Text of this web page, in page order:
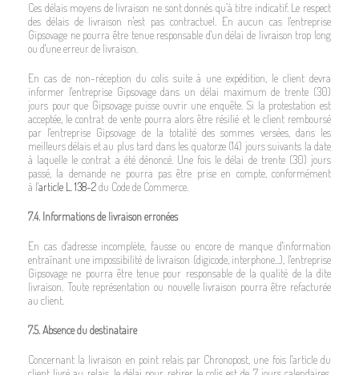
Ces délais moyens de livraison ne sont donnés qu’à titre indicatif. Le respect
des délais de livraison n'est pas contractuel. En aucun cas l'entreprise
Gipsovage ne pourra être tenue responsable d'un délai de livraison trop long
ou d'une erreur de livraison.
En cas de non-réception du colis suite à une expédition, le client devra
informer l'entreprise Gipsovage dans un délai maximum de trente (30)
jours pour que Gipsovage puisse ouvrir une enquête. Si la protestation est
acceptée, le contrat de vente pourra alors être résilié et le client remboursé
par l'entreprise Gipsovage de la totalité des sommes versées, dans les
meilleurs délais et au plus tard dans les quatorze (14) jours suivants la date
à laquelle le contrat a été dénoncé. Une fois le délai de trente (30) jours
passé, la demande ne pourra pas être prise en compte, conformément
à l'article L. 138-2du Code de Commerce.
7.4. Informations de livraison erronées
En cas d'adresse incomplète, fausse ou encore de manque d'information
entraînant une impossibilité de livraison (digicode, interphone...), l'entreprise
Gipsovage ne pourra être tenue pour responsable de la qualité de la dite
livraison. Toute représentation ou nouvelle livraison pourra être refacturée
au client.
7.5. Absence du destinataire
Concernant la livraison en point relais par Chronopost, une fois l'article du